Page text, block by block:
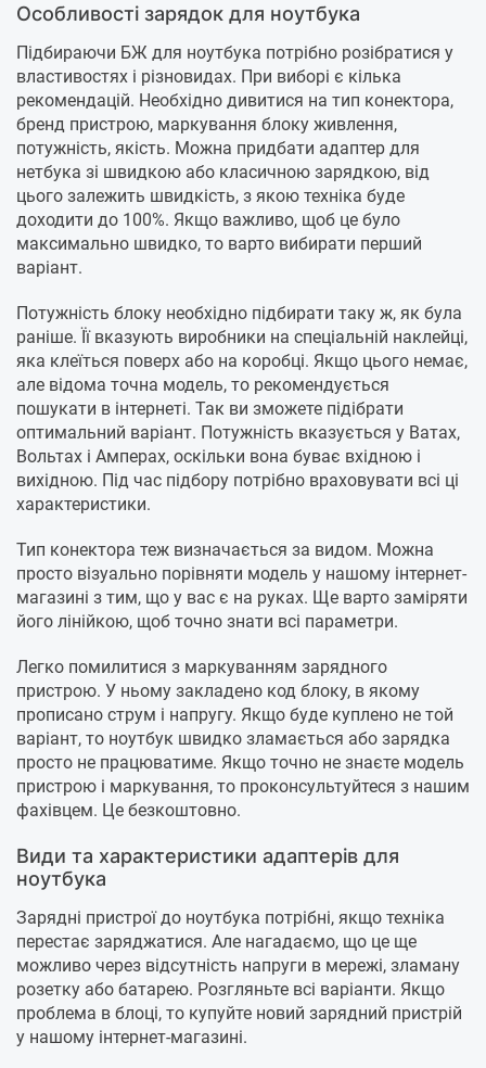
Особливості зарядок для ноутбука
Підбираючи БЖ для ноутбука потрібно розібратися у
властивостях і різновидах. При виборі є кілька
рекомендацій. Необхідно дивитися на тип конектора,
бренд пристрою, маркування блоку живлення,
потужність, якість. Можна придбати адаптер для
нетбука зі швидкою або класичною зарядкою, від
цього залежить швидкість, з якою техніка буде
доходити до 100%. Якщо важливо, щоб це було
максимально швидко, то варто вибирати перший
варіант.
Потужність блоку необхідно підбирати таку ж, як була
раніше. Її вказують виробники на спеціальній наклейці,
яка клеїться поверх або на коробці. Якщо цього немає,
але відома точна модель, то рекомендується
пошукати в інтернеті. Так ви зможете підібрати
оптимальний варіант. Потужність вказується у Ватах,
Вольтах і Амперах, оскільки вона буває вхідною і
вихідною. Під час підбору потрібно враховувати всі ці
характеристики.
Тип конектора теж визначається за видом. Можна
просто візуально порівняти модель у нашому інтернет-
магазині з тим, що у вас є на руках. Ще варто заміряти
його лінійкою, щоб точно знати всі параметри.
Легко помилитися з маркуванням зарядного
пристрою. У ньому закладено код блоку, в якому
прописано струм і напругу. Якщо буде куплено не той
варіант, то ноутбук швидко зламається або зарядка
просто не працюватиме. Якщо точно не знаєте модель
пристрою і маркування, то проконсультуйтеся з нашим
фахівцем. Це безкоштовно.
Види та характеристики адаптерів для
ноутбука
Зарядні пристрої до ноутбука потрібні, якщо техніка
перестає заряджатися. Але нагадаємо, що це ще
можливо через відсутність напруги в мережі, зламану
розетку або батарею. Розгляньте всі варіанти. Якщо
проблема в блоці, то купуйте новий зарядний пристрій
у нашому інтернет-магазині.